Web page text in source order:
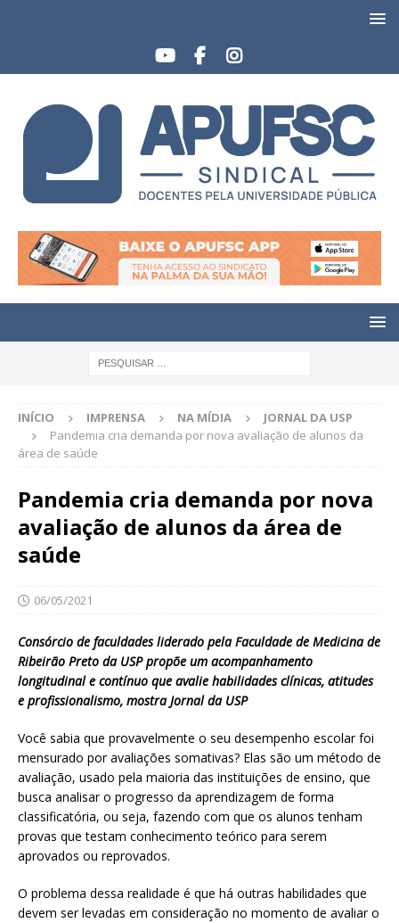
INÍCIO IMPRENSA NA MÍDIA
JORNAL DA USP
Pandemia cria demanda por nova avaliação de alunos da
área de saúde
Pandemia cria demanda por nova
avaliação de alunos da área de
saúde
06/05/2021
Consórcio de faculdades liderado pela Faculdade de Medicina de
Ribeirão Preto da USP propõe um acompanhamento
longitudinal e contínuo que avalie habilidades clínicas, atitudes
e profissionalismo, mostra Jornal da USP
Você sabia que provavelmente o seu desempenho escolar foi
mensurado por avaliações somativas? Elas são um método de
avaliação, usado pela maioria das instituições de ensino, que
busca analisar o progresso da aprendizagem de forma
classificatória, ou seja, fazendo com que os alunos tenham
provas que testam conhecimento teórico para serem
aprovados ou reprovados.
O problema dessa realidade é que há outras habilidades que
devem ser levadas em consideração no momento de avaliar o